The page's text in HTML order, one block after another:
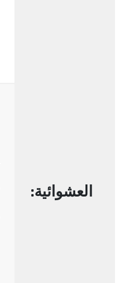
العشوائية: